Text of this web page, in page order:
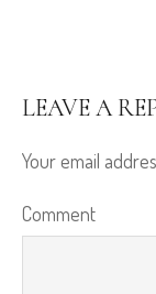
LEAVE A
Your email
Comment